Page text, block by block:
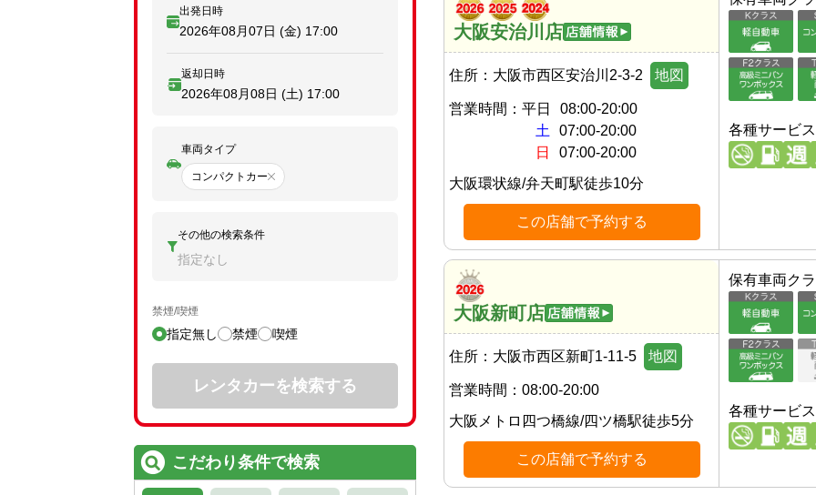
大阪安治川店
住所： 大阪市西区安治川2-3-2 地図
営業時間： 平日
08:00-20:00
土
07:00-20:00
日
07:00-20:00
大阪環状線/弁天町駅徒歩10分
この店舗で予約する
各種サービス
大阪新町店
住所： 大阪市西区新町1-11-5 地図
営業時間： 08:00-20:00
大阪メトロ四つ橋線/四ツ橋駅徒歩5分
この店舗で予約する
保有車両ク
各種サービス
出発日時
2026年08月07日 (金) 17:00
返却日時
2026年08月08日 (土) 17:00
車両タイプ
コンパクトカー
その他の検索条件
指定なし
禁煙/喫煙
指定無し 禁煙 喫煙
レンタカーを検索する
こだわり条件で検索